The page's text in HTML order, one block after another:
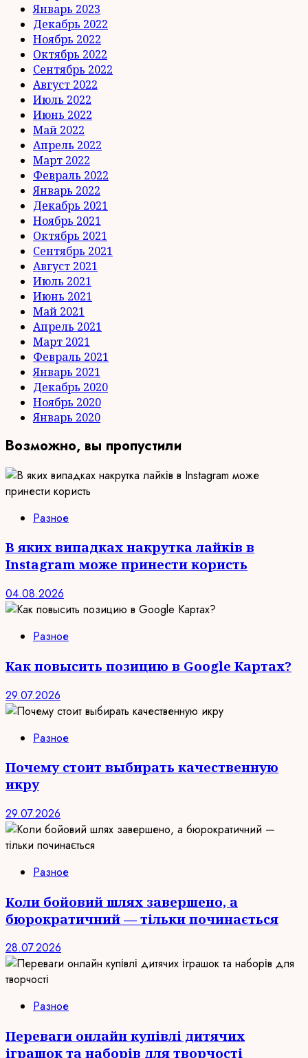
Январь 2023
Декабрь 2022
Ноябрь 2022
Октябрь 2022
Сентябрь 2022
Август 2022
Июль 2022
Июнь 2022
Май 2022
Апрель 2022
Март 2022
Февраль 2022
Январь 2022
Декабрь 2021
Ноябрь 2021
Октябрь 2021
Сентябрь 2021
Август 2021
Июль 2021
Июнь 2021
Май 2021
Апрель 2021
Март 2021
Февраль 2021
Январь 2021
Декабрь 2020
Ноябрь 2020
Январь 2020
Возможно, вы пропустили
Разное
В яких випадках накрутка лайків в
Instagram може принести користь
04.08.2026
Разное
Как повысить позицию в Google Картах?
29.07.2026
Разное
Почему стоит выбирать качественную
икру
29.07.2026
Разное
Коли бойовий шлях завершено, а
бюрократичний — тільки починається
28.07.2026
Разное
Переваги онлайн купівлі дитячих
іграшок та наборів для творчості